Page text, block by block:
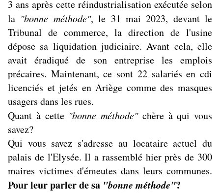
3 ans après cette réindustrialisation exécutée selon
la "bonne méthode", le 31 mai 2023, devant le
Tribunal de commerce, la direction de l'usine
dépose sa liquidation judiciaire. Avant cela, elle
avait éradiqué de son entreprise les emplois
précaires. Maintenant, ce sont 22 salariés en cdi
licenciés et jetés en Ariège comme des masques
usagers dans les rues.
Quant à cette "bonne méthode"chère à qui vous
savez?
Qui vous savez s'adresse au locataire actuel du
palais de l'Elysée. Il a rassemblé hier près de 300
maires victimes d'émeutes dans leurs communes.
Pour leur parler de sa "bonne méthode"?